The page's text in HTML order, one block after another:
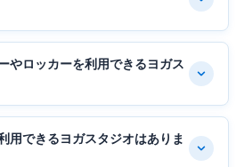
やロッカーを利用できるヨガス
用できるヨガスタジオはありま